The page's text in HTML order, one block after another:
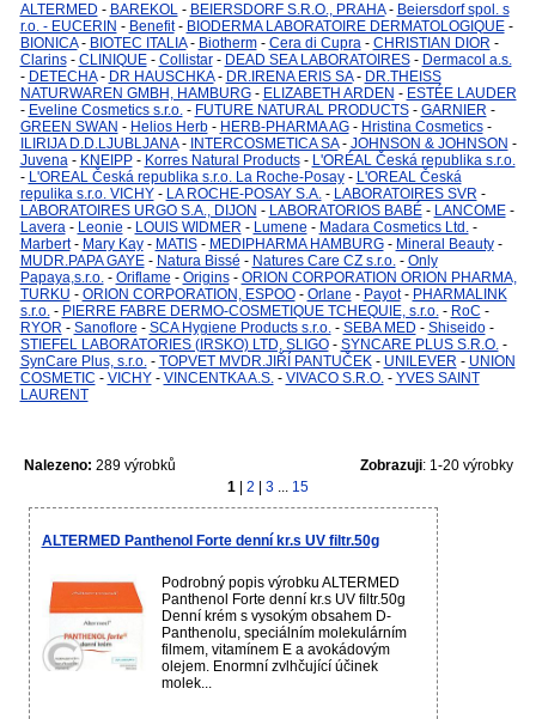
ALTERMED - BAREKOL- BEIERSDORF S.R.O., PRAHA- Beiersdorf spol. s
r.o. - EUCERIN - Benefit- BIODERMA LABORATOIRE DERMATOLOGIQUE-
BIONICA- BIOTEC ITALIA- Biotherm- Cera di Cupra- CHRISTIAN DIOR -
Clarins- CLINIQUE- Collistar- DEAD SEA LABORATOIRES- Dermacol a.s.
- DETECHA- DR HAUSCHKA- DR.IRENA ERIS SA- DR.THEISS
NATURWAREN GMBH, HAMBURG- ELIZABETH ARDEN - ESTÉE LAUDER
- Eveline Cosmetics s.r.o.- FUTURE NATURAL PRODUCTS- GARNIER -
GREEN SWAN - Helios Herb- HERB-PHARMA AG- Hristina Cosmetics-
ILIRIJA D.D.LJUBLJANA- INTERCOSMETICA SA- JOHNSON & JOHNSON -
Juvena- KNEIPP- Korres Natural Products- L'ORÉAL Česká republika s.r.o.
- L'OREAL Česká republika s.r.o. La Roche-Posay- L'OREAL Česká
repulika s.r.o. VICHY- LA ROCHE-POSAY S.A.- LABORATOIRES SVR -
LABORATOIRES URGO S.A., DIJON - LABORATORIOS BABÉ- LANCOME-
Lavera- Leonie - LOUIS WIDMER - Lumene - Madara Cosmetics Ltd.-
Marbert- Mary Kay- MATIS- MEDIPHARMA HAMBURG- Mineral Beauty-
MUDR.PAPA GAYE- Natura Bissé - Natures Care CZ s.r.o.- Only
Papaya,s.r.o.- Oriflame - Origins- ORION CORPORATION ORION PHARMA,
TURKU - ORION CORPORATION, ESPOO- Orlane - Payot- PHARMALINK
s.r.o.- PIERRE FABRE DERMO-COSMETIQUE TCHEQUIE, s.r.o.- RoC -
RYOR - Sanoflore - SCA Hygiene Products s.r.o.- SEBA MED - Shiseido-
STIEFEL LABORATORIES (IRSKO) LTD, SLIGO- SYNCARE PLUS S.R.O.-
SynCare Plus, s.r.o.- TOPVET MVDR.JIŘÍ PANTUČEK- UNILEVER - UNION
COSMETIC - VICHY- VINCENTKA A.S.- VIVACO S.R.O.- YVES SAINT
LAURENT
Nalezeno: 289 výrobků Zobrazuji: 1-20 výrobky
1
2 3 ... 15
ALTERMED Panthenol Forte denní kr.s UV filtr.50g
Podrobný popis výrobku ALTERMED
Panthenol Forte denní kr.s UV filtr.50g
Denní krém s vysokým obsahem D-
Panthenolu, speciálním molekulárním
filmem, vitamínem E a avokádovým
olejem. Enormní zvlhčující účinek
molek...